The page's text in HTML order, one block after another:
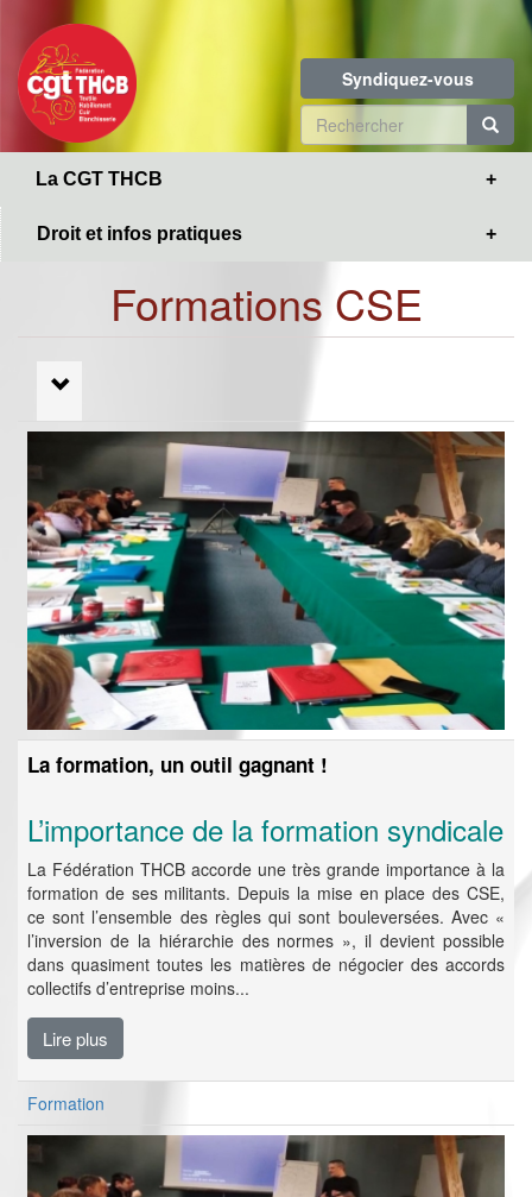
contenu
principal
Syndiquez-vous
Formulaire
de
La CGT THCB
Droit et infos pratiques
Formations CSE
La formation, un outil gagnant !
L’importance de la formation syndicale
La Fédération THCB accorde une très grande importance à la
formation de ses militants. Depuis la mise en place des CSE,
ce sont l’ensemble des règles qui sont bouleversées. Avec «
l’inversion de la hiérarchie des normes », il devient possible
dans quasiment toutes les matières de négocier des accords
collectifs d’entreprise moins...
Lire plus
Formation